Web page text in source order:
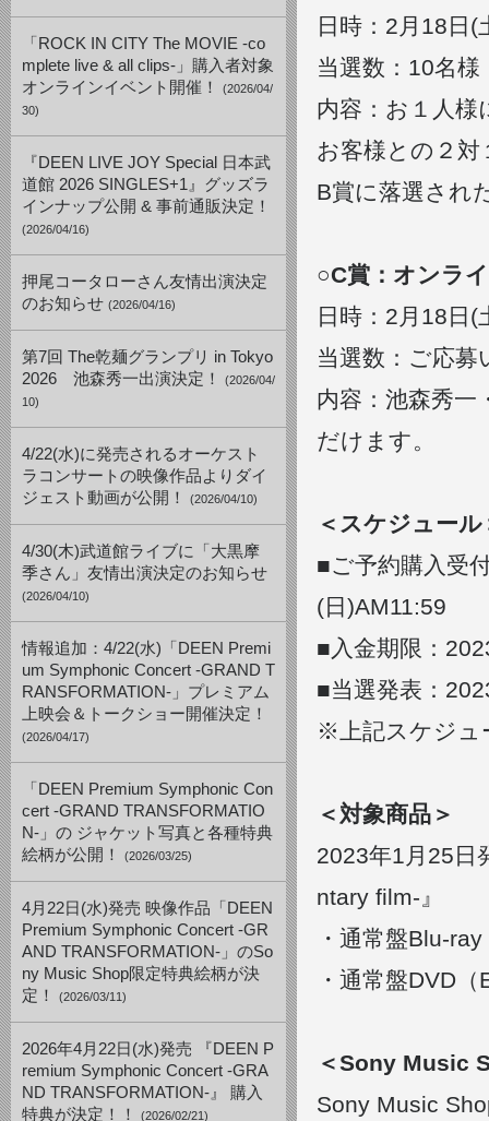
「ROCK IN CITY The MOVIE -co
mplete live & all clips-」購入者対象
オンラインイベント開催！
(2026/04/
30)
『DEEN LIVE JOY Special 日本武
道館 2026 SINGLES+1』グッズラ
インナップ公開 & 事前通販決定！
(2026/04/16)
押尾コータローさん友情出演決定
のお知らせ (2026/04/16)
第7回 The乾麺グランプリ in Tokyo
2026 池森秀一出演決定！
(2026/04/
10)
4/22(水)に発売されるオーケスト
ラコンサートの映像作品よりダイ
ジェスト動画が公開！
(2026/04/10)
4/30(木)武道館ライブに「大黒摩
季さん」友情出演決定のお知らせ
(2026/04/10)
情報追加：4/22(水)「DEEN Premi
um Symphonic Concert -GRAND T
RANSFORMATION-」プレミアム
上映会＆トークショー開催決定！
(2026/04/17)
「DEEN Premium Symphonic Con
cert -GRAND TRANSFORMATIO
N-」の ジャケット写真と各種特典
絵柄が公開！
(2026/03/25)
4月22日(水)発売 映像作品「DEEN
Premium Symphonic Concert -GR
AND TRANSFORMATION-」のSo
ny Music Shop限定特典絵柄が決
定！
(2026/03/11)
2026年4月22日(水)発売 『DEEN P
remium Symphonic Concert -GRA
ND TRANSFORMATION-』 購入
特典が決定！！
(2026/02/21)
日時：2月18日
当選数：10名
内容：お１人様
お客様との２
B賞に落選され
○C賞：オンラ
日時：2月18日
当選数：ご応
内容：池森秀
だけます。
＜スケジュール
■ご予約購入受
(日)AM11:59
■入金期限：
■当選発表：
※上記スケジュ
＜対象商品＞
2023年1月25日
ntary film-』
・通常盤Blu-
・通常盤DVD
＜Sony Music
Sony Music